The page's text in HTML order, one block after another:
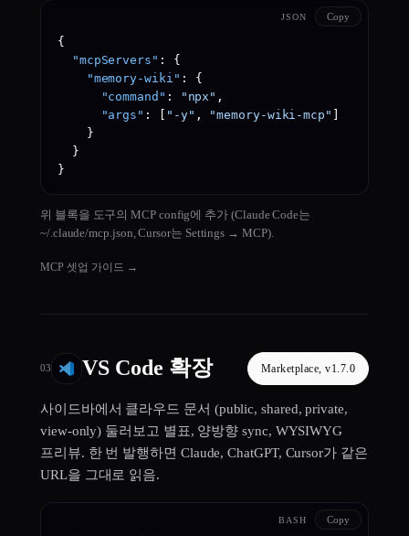
JSON Copy
{
"mcpServers" :
{
"memory-wiki" :
{
"command" : "npx" ,
"args" : "-y" , "memory-wiki-mcp"
}
}
}
위 블록을 도구의 MCP config에 추가 (Claude Code는
~/.claude/mcp.json, Cursor는 Settings → MCP).
MCP 셋업 가이드 →
03 VS Code 확장 Marketplace, v1.7.0
사이드바에서 클라우드 문서 (public, shared, private,
view-only) 둘러보고 별표, 양방향 sync, WYSIWYG
프리뷰. 한 번 발행하면 Claude, ChatGPT, Cursor가 같은
URL을 그대로 읽음.
BASH Copy